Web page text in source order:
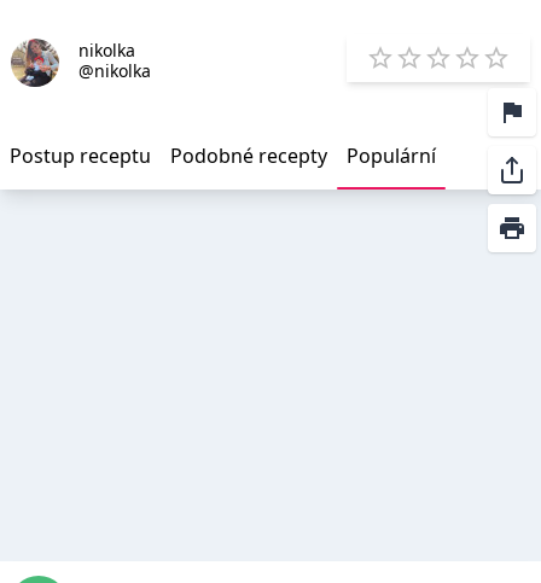
nikolka
@nikolka
1 Star
2 Stars
3 Stars
4 5
Postup receptu Podobné recepty Populární